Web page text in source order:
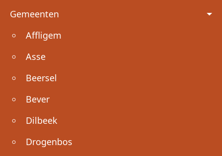
Voet
Gemeenten
Affligem
Asse
Beersel
Bever
Dilbeek
Drogenbos